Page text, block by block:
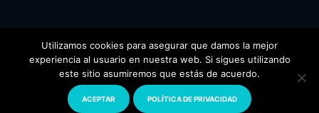
© 2024 Todos los derechos reservados.
www.florianopolis.com
Utilizamos cookies para asegurar que damos la mejor
experiencia al usuario en nuestra web. Si sigues utilizando
este sitio asumiremos que estás de acuerdo.
ACEPTAR POLÍTICA DE PRIVACIDAD